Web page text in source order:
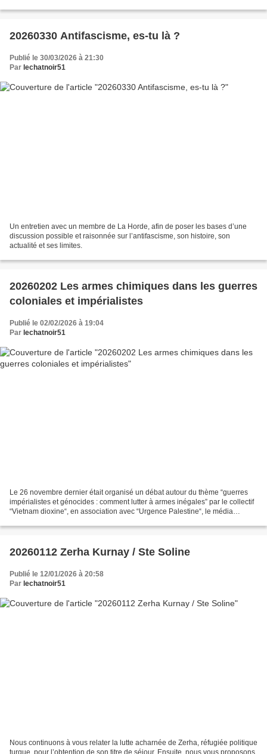
20260330 Antifascisme, es-tu là ?
Publié le 30/03/2026 à 21:30
Par lechatnoir51
Un entretien avec un membre de La Horde, afin de poser les bases d’une
discussion possible et raisonnée sur l’antifascisme, son histoire, son
actualité et ses limites.
20260202 Les armes chimiques dans les guerres
coloniales et impérialistes
Publié le 02/02/2026 à 19:04
Par lechatnoir51
Le 26 novembre dernier était organisé un débat autour du thème “guerres
impérialistes et génocides : comment lutter à armes inégales” par le collectif
“Vietnam dioxine“, en association avec “Urgence Palestine“, le média
20260112 Zerha Kurnay / Ste Soline
Publié le 12/01/2026 à 20:58
Par lechatnoir51
Nous continuons à vous relater la lutte acharnée de Zerha, réfugiée politique
turque, pour l’obtention de son titre de séjour. Ensuite, nous vous proposons